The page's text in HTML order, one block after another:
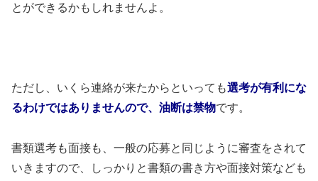
とができるかもしれませんよ。
ただし、いくら連絡が来たからといっても選考が有利にな
るわけではありませんので、油断は禁物です。
書類選考も面接も、一般の応募と同じように審査をされて
いきますので、しっかりと書類の書き方や面接対策なども